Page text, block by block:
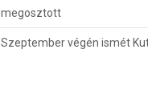
megosztott
Szeptember végén ismét